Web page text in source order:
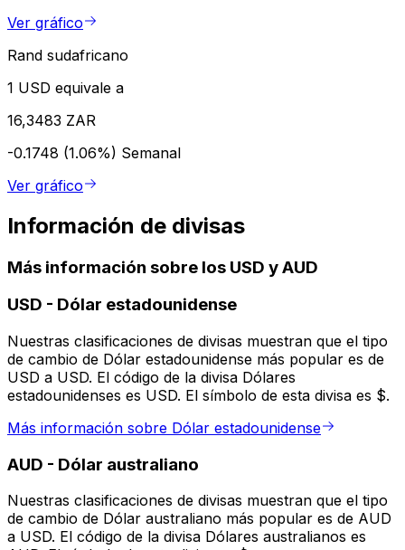
Ver gráfico
Rand sudafricano
1 USD equivale a
16,3483 ZAR
-0.1748 (1.06%) Semanal
Ver gráfico
Información de divisas
Más información sobre los USD y AUD
USD - Dólar estadounidense
Nuestras clasificaciones de divisas muestran que el tipo
de cambio de Dólar estadounidense más popular es de
USD a USD. El código de la divisa Dólares
estadounidenses es USD. El símbolo de esta divisa es $.
Más información sobre Dólar estadounidense
AUD - Dólar australiano
Nuestras clasificaciones de divisas muestran que el tipo
de cambio de Dólar australiano más popular es de AUD
a USD. El código de la divisa Dólares australianos es